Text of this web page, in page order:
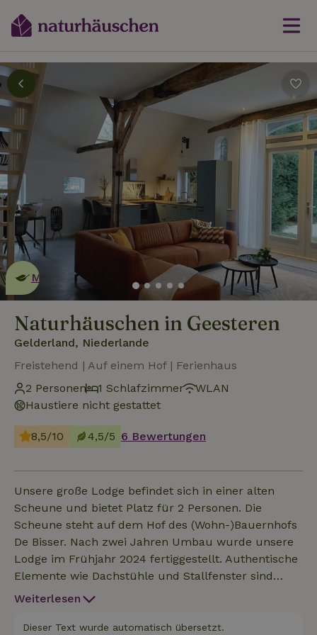
Dies ist ein
umweltschonendes
Naturhäuschen
Mehr erfahren
Naturhäuschen in Geesteren
Gelderland, Niederlande
Freistehend | Auf einem Hof | Ferienhaus
2 Personen
1 Schlafzimmer
WLAN
Haustiere nicht gestattet
8,5/10 4,5/5 6 Bewertungen
Unsere große Lodge befindet sich in einer alten
Scheune und bietet Platz für 2 Personen. Die
Scheune steht auf dem Hof des (Wohn-)Bauernhofs
De Bisser. Nach zwei Jahren Umbau wurde unsere
Lodge im Frühjahr 2024 fertiggestellt. Authentische
Elemente wie Dachstühle und Stallfenster sind
erhalten geblieben. Die Lodge besteht aus zwei
die Küche mit Ess- und Sitzecke. Angeschlossen
Weiterlesen
Dieser Text wurde automatisch übersetzt.